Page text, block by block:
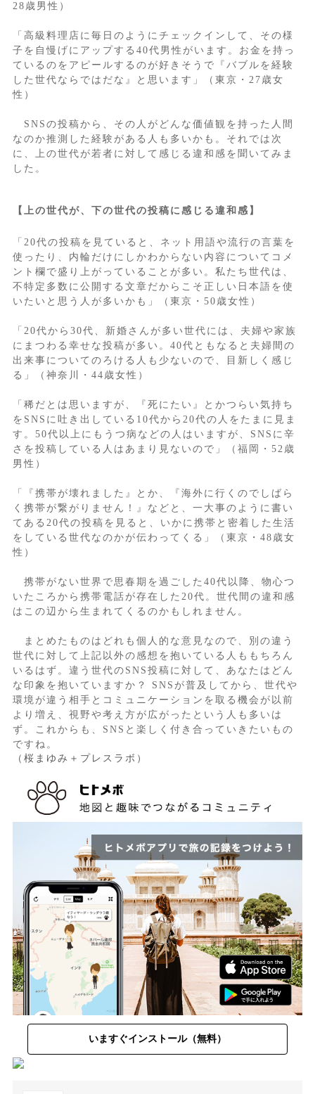
28歳男性）
「高級料理店に毎日のようにチェックインして、その様
子を自慢げにアップする40代男性がいます。お金を持っ
ているのをアピールするのが好きそうで『バブルを経験
した世代ならではだな』と思います」（東京・27歳女
性）
SNSの投稿から、その人がどんな価値観を持った人間
なのか推測した経験がある人も多いかも。それでは次
に、上の世代が若者に対して感じる違和感を聞いてみま
した。
【上の世代が、下の世代の投稿に感じる違和感】
「20代の投稿を見ていると、ネット用語や流行の言葉を
使ったり、内輪だけにしかわからない内容についてコメ
ント欄で盛り上がっていることが多い。私たち世代は、
不特定多数に公開する文章だからこそ正しい日本語を使
いたいと思う人が多いかも」（東京・50歳女性）
「20代から30代、新婚さんが多い世代には、夫婦や家族
にまつわる幸せな投稿が多い。40代ともなると夫婦間の
出来事についてのろける人も少ないので、目新しく感じ
る」（神奈川・44歳女性）
「稀だとは思いますが、『死にたい』とかつらい気持ち
をSNSに吐き出している10代から20代の人をたまに見ま
す。50代以上にもうつ病などの人はいますが、SNSに辛
さを投稿している人はあまり見ないので」（福岡・52歳
男性）
「『携帯が壊れました』とか、『海外に行くのでしばら
く携帯が繋がりません！』などと、一大事のように書い
てある20代の投稿を見ると、いかに携帯と密着した生活
をしている世代なのかが伝わってくる」（東京・48歳女
性）
携帯がない世界で思春期を過ごした40代以降、物心つ
いたころから携帯電話が存在した20代。世代間の違和感
はこの辺から生まれてくるのかもしれません。
まとめたものはどれも個人的な意見なので、別の違う
世代に対して上記以外の感想を抱いている人ももちろん
いるはず。違う世代のSNS投稿に対して、あなたはどん
な印象を抱いていますか？ SNSが普及してから、世代や
環境が違う相手とコミュニケーションを取る機会が以前
より増え、視野や考え方が広がったという人も多いは
ず。これからも、SNSと楽しく付き合っていきたいもの
ですね。
（桜まゆみ＋プレスラボ）
いますぐインストール（無料）